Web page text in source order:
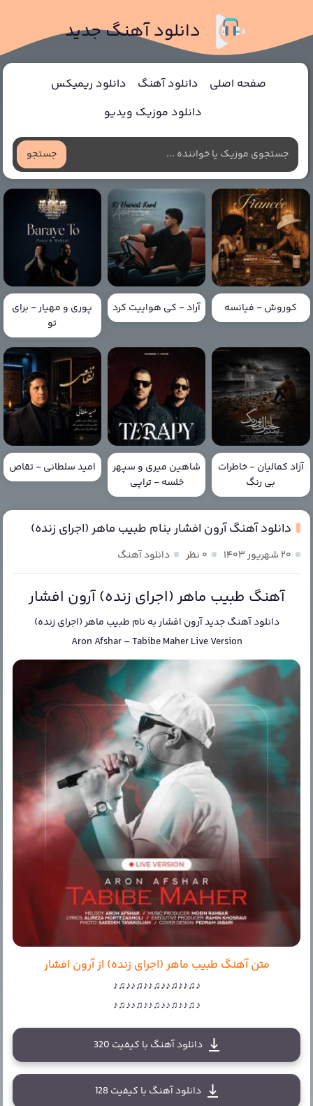
دانلود آهنگ جدید
صفحه اصلی دانلود آهنگ
دانلود ریمیکس
دانلود موزیک ویدیو
جستجو
کوروش - فیانسه آراد - کی هواییت کرد
پوری و مهیار - برای
تو
آزاد کمالیان - خاطرات
بی رنگ
شاهین میری و سپهر
خلسه - تراپی
امید سلطانی - تقاص
دانلود آهنگ آرون افشار بنام طبیب ماهر (اجرای زنده)
۲۰ شهریور ۱۴۰۳ ۰ نظر دانلود آهنگ
آهنگ طبیب ماهر (اجرای زنده) آرون افشار
دانلود آهنگ جدیدآرون افشاربه نام طبیب ماهر (اجرای زنده)
Aron Afshar–Tabibe Maher Live Version
متن آهنگ طبیب ماهر (اجرای زنده) از آرون افشار
♪♫♪♪♫♪♪♫♪♪♫♪♪♫♪
♪♫♪♪♫♪♪♫♪♪♫♪♪♫♪
دانلود آهنگ با کیفیت 320
دانلود آهنگ با کیفیت 128